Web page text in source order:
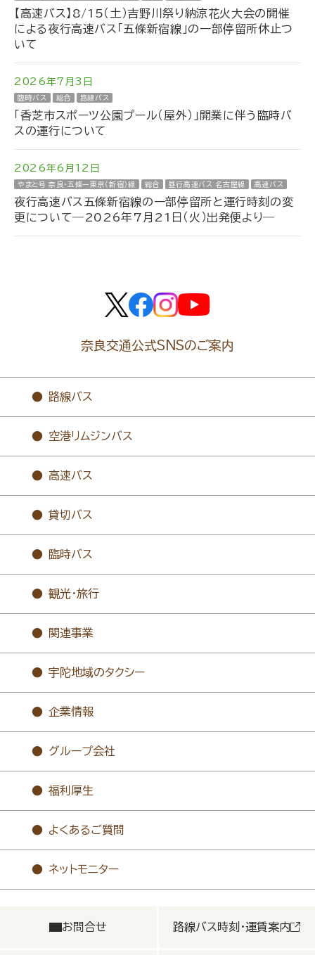
【高速バス】8/15（土）吉野川祭り納涼花火大会の開催
による夜行高速バス「五條新宿線」の一部停留所休止つ
いて
2026年7月3日
臨時バス 総合 路線バス
「香芝市スポーツ公園プール（屋外）」開業に伴う臨時バ
スの運行について
2026年6月12日
やまと号 奈良・五條ー東京（新宿）線 総合 昼行高速バス 名古屋線 高速バス
夜行高速バス五條新宿線の一部停留所と運行時刻の変
更について―2026年7月21日（火）出発便より―
奈良交通公式SNSのご案内
路線バス
空港リムジンバス
高速バス
貸切バス
臨時バス
観光・旅行
関連事業
宇陀地域のタクシー
企業情報
グループ会社
福利厚生
よくあるご質問
ネットモニター
お問合せ 路線バス時刻・運賃案内